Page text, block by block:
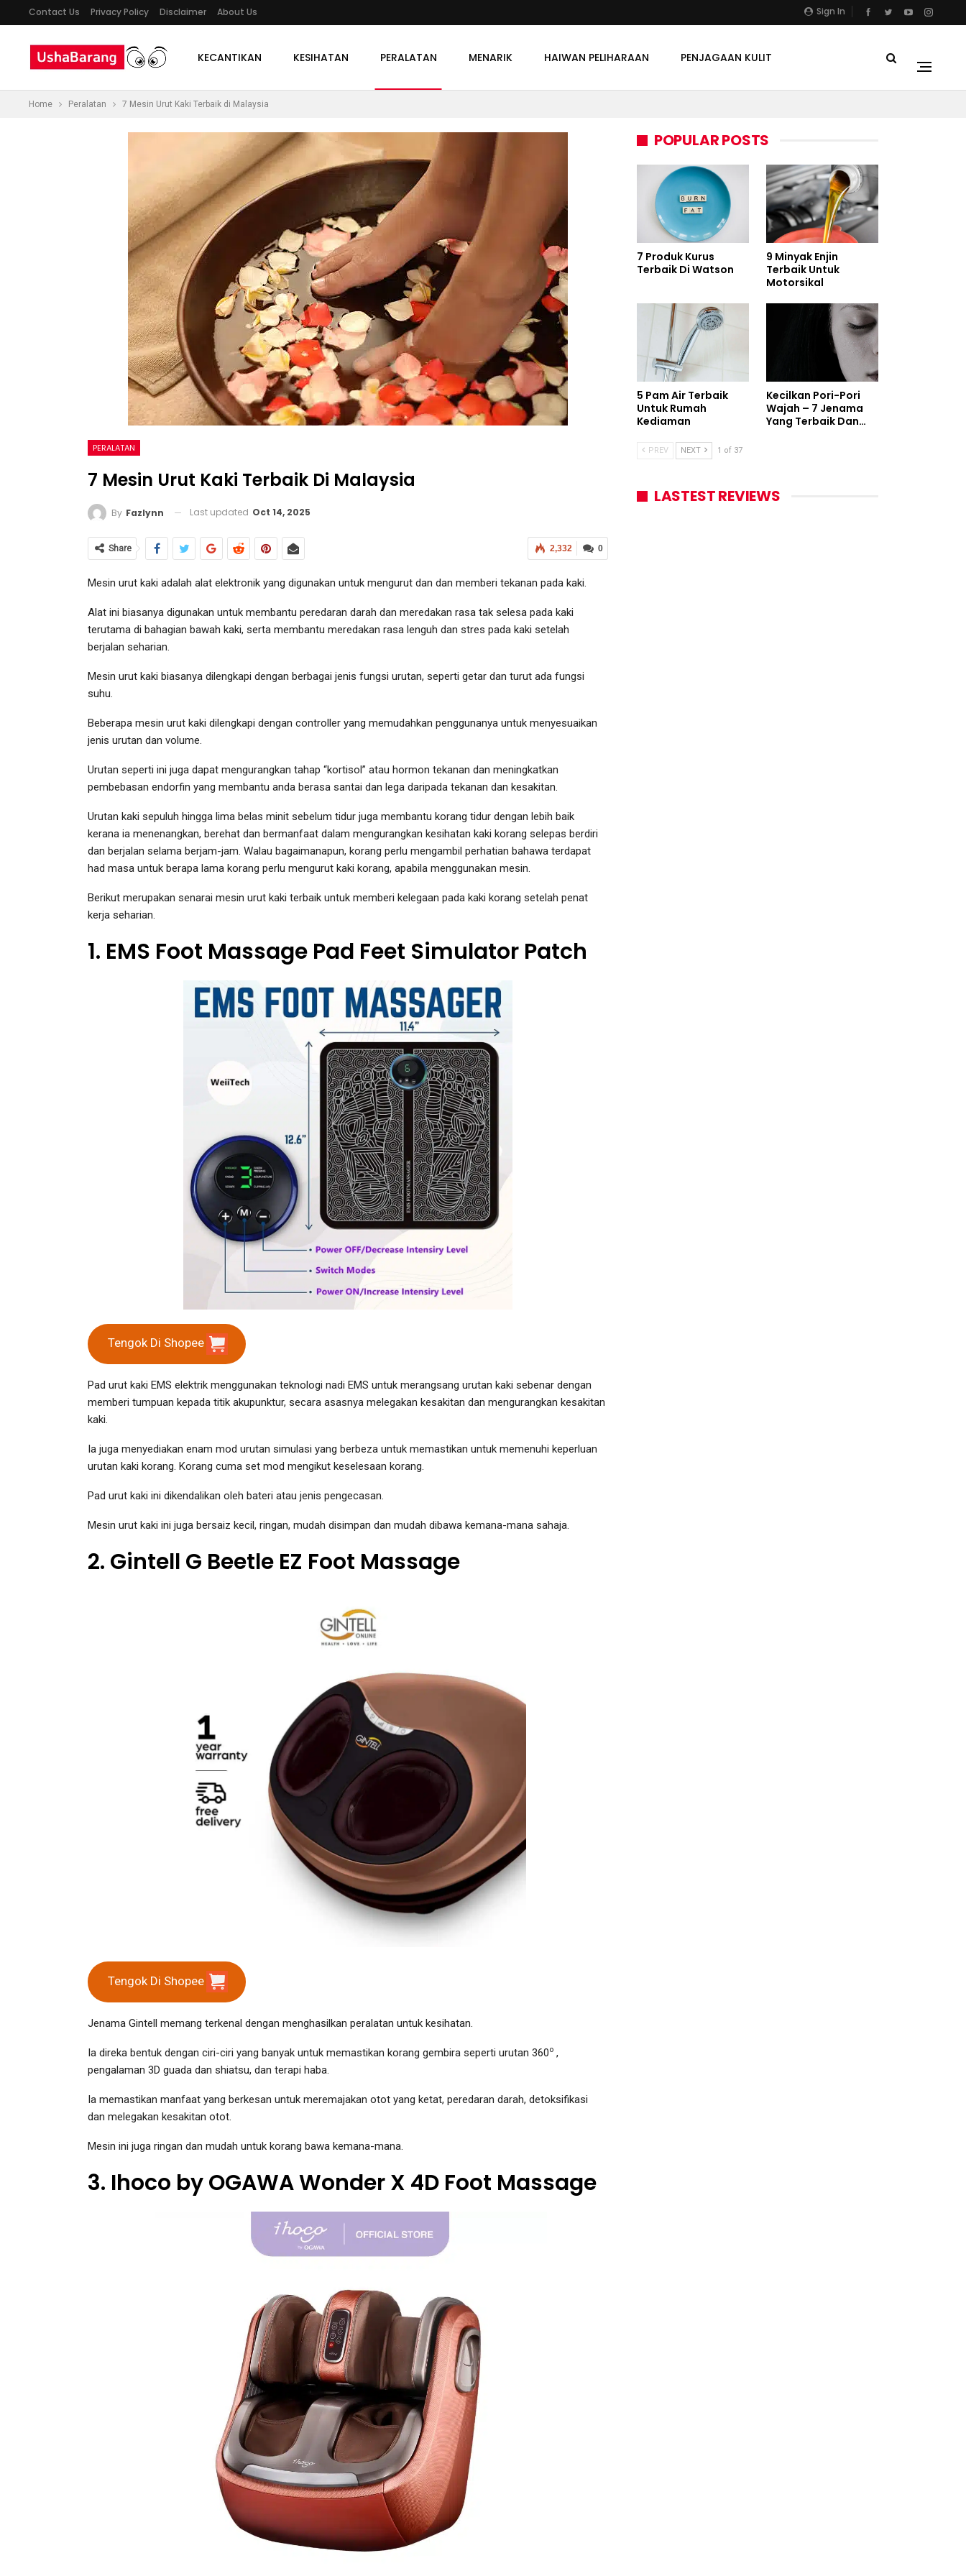
Sign In
Contact Us Privacy Policy Disclaimer About Us
KECANTIKAN KESIHATAN PERALATAN MENARIK HAIWAN PELIHARAAN PENJAGAAN KULIT
Home Peralatan 7 Mesin Urut Kaki Terbaik di Malaysia
PERALATAN
7 Mesin Urut Kaki Terbaik Di Malaysia
By Fazlynn Last updated Oct 14, 2025
0
2,332
Share
Mesin urut kaki adalah alat elektronik yang digunakan untuk mengurut dan dan memberi tekanan pada kaki.
Alat ini biasanya digunakan untuk membantu peredaran darah dan meredakan rasa tak selesa pada kaki
terutama di bahagian bawah kaki, serta membantu meredakan rasa lenguh dan stres pada kaki setelah
berjalan seharian.
Mesin urut kaki biasanya dilengkapi dengan berbagai jenis fungsi urutan, seperti getar dan turut ada fungsi
suhu.
Beberapa mesin urut kaki dilengkapi dengan controller yang memudahkan penggunanya untuk menyesuaikan
jenis urutan dan volume.
Urutan seperti ini juga dapat mengurangkan tahap “kortisol” atau hormon tekanan dan meningkatkan
pembebasan endorfin yang membantu anda berasa santai dan lega daripada tekanan dan kesakitan.
Urutan kaki sepuluh hingga lima belas minit sebelum tidur juga membantu korang tidur dengan lebih baik
kerana ia menenangkan, berehat dan bermanfaat dalam mengurangkan kesihatan kaki korang selepas berdiri
dan berjalan selama berjam-jam. Walau bagaimanapun, korang perlu mengambil perhatian bahawa terdapat
had masa untuk berapa lama korang perlu mengurut kaki korang, apabila menggunakan mesin.
Berikut merupakan senarai mesin urut kaki terbaik untuk memberi kelegaan pada kaki korang setelah penat
kerja seharian.
1. EMS Foot Massage Pad Feet Simulator Patch
Tengok Di Shopee
Pad urut kaki EMS elektrik menggunakan teknologi nadi EMS untuk merangsang urutan kaki sebenar dengan
memberi tumpuan kepada titik akupunktur, secara asasnya melegakan kesakitan dan mengurangkan kesakitan
kaki.
Ia juga menyediakan enam mod urutan simulasi yang berbeza untuk memastikan untuk memenuhi keperluan
urutan kaki korang. Korang cuma set mod mengikut keselesaan korang.
Pad urut kaki ini dikendalikan oleh bateri atau jenis pengecasan.
Mesin urut kaki ini juga bersaiz kecil, ringan, mudah disimpan dan mudah dibawa kemana-mana sahaja.
2. Gintell G Beetle EZ Foot Massage
Tengok Di Shopee
Jenama Gintell memang terkenal dengan menghasilkan peralatan untuk kesihatan.
Ia direka bentuk dengan ciri-ciri yang banyak untuk memastikan korang gembira seperti urutan 360o ,
pengalaman 3D guada dan shiatsu, dan terapi haba.
Ia memastikan manfaat yang berkesan untuk meremajakan otot yang ketat, peredaran darah, detoksifikasi
dan melegakan kesakitan otot.
Mesin ini juga ringan dan mudah untuk korang bawa kemana-mana.
3. Ihoco by OGAWA Wonder X 4D Foot Massage
POPULAR POSTS
7 Produk Kurus
Terbaik Di Watson
9 Minyak Enjin
Terbaik Untuk
Motorsikal
5 Pam Air Terbaik
Untuk Rumah
Kediaman
Kecilkan Pori-Pori
Wajah – 7 Jenama
Yang Terbaik Dan…
PREV NEXT 1 of 37
LASTEST REVIEWS